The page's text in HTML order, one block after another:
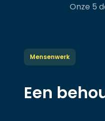
Onze 5
Mensenwerk
Een